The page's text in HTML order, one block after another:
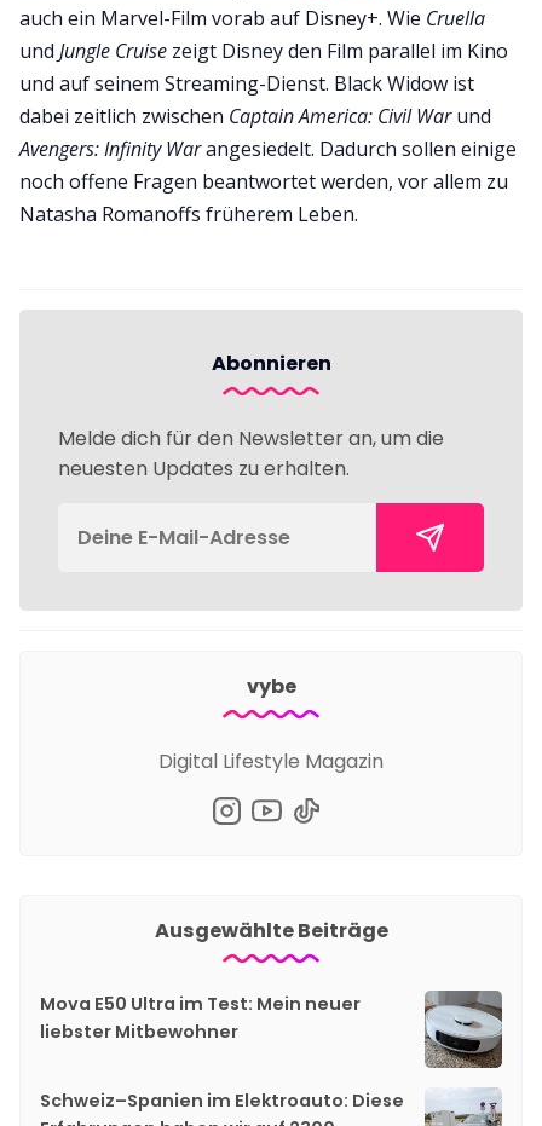
auch ein Marvel-Film vorab auf Disney+. Wie Cruella
und Jungle Cruise zeigt Disney den Film parallel im Kino
und auf seinem Streaming-Dienst. Black Widow ist
dabei zeitlich zwischen Captain America: Civil Warund
Avengers: Infinity Warangesiedelt. Dadurch sollen einige
noch offene Fragen beantwortet werden, vor allem zu
Natasha Romanoffs früherem Leben.
Abonnieren
Melde dich für den Newsletter an, um die
neuesten Updates zu erhalten.
vybe
Digital Lifestyle Magazin
Ausgewählte Beiträge
Mova E50 Ultra im Test: Mein neuer
liebster Mitbewohner
Schweiz–Spanien im Elektroauto: Diese